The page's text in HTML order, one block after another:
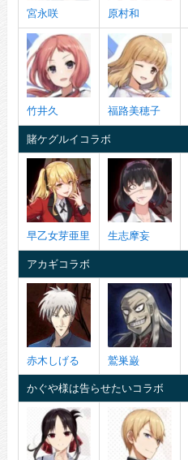
宮永咲 原村和
竹井久 福路美穂子
賭ケグルイコラボ
早乙女芽亜里 生志摩妄
アカギコラボ
赤木しげる 鷲巣巌
かぐや様は告らせたいコラボ